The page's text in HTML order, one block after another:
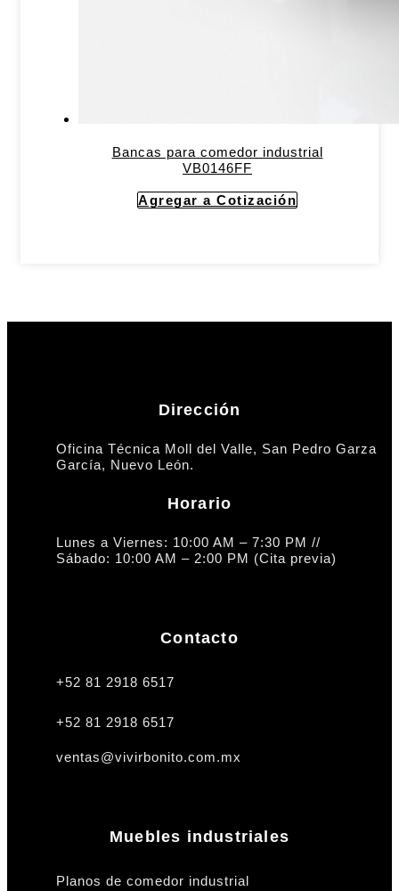
Bancas para comedor industrial
VB0146FF
Agregar a Cotización
Dirección
Oficina Técnica Moll del Valle, San Pedro Garza
García, Nuevo León.
Horario
Lunes a Viernes: 10:00 AM – 7:30 PM //
Sábado: 10:00 AM – 2:00 PM (Cita previa)
Contacto
+52 81 2918 6517
+52 81 2918 6517
ventas@vivirbonito.com.mx
Muebles industriales
Planos de comedor industrial